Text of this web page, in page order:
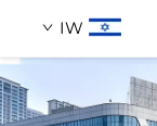
IW